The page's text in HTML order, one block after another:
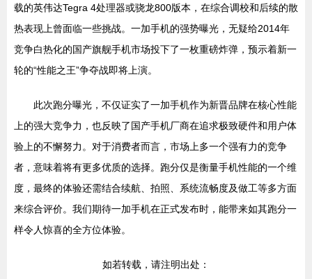
载的英伟达Tegra 4处理器或骁龙800版本，在综合调校和后续的散
热表现上曾面临一些挑战。一加手机的强势曝光，无疑给2014年
竞争白热化的国产旗舰手机市场投下了一枚重磅炸弹，预示着新一
轮的“性能之王”争夺战即将上演。
此次跑分曝光，不仅证实了一加手机作为新晋品牌在核心性能
上的强大竞争力，也反映了国产手机厂商在追求极致硬件和用户体
验上的不懈努力。对于消费者而言，市场上多一个强有力的竞争
者，意味着将有更多优质的选择。跑分仅是衡量手机性能的一个维
度，最终的体验还需结合续航、拍照、系统流畅度及做工等多方面
来综合评价。我们期待一加手机在正式发布时，能带来如其跑分一
样令人惊喜的全方位体验。
如若转载，请注明出处：